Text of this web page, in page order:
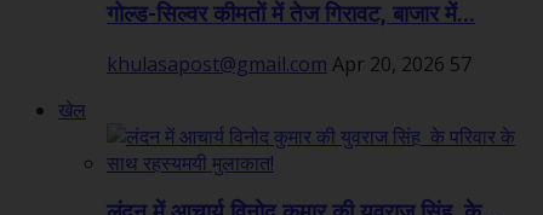
गोल्ड-सिल्वर कीमतों में तेज गिरावट, बाजार में...
khulasapost@gmail.com Apr 20, 2026 57
खेल